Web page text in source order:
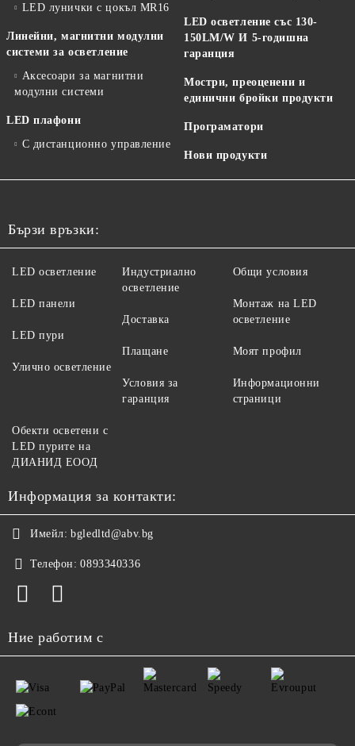
LED лунички с цокъл MR16
Линейни, магнитни модулни
системи за осветление
Аксесоари за магнитни
модулни системи
LED плафони
С дистанционно управление
LED осветление със 130-
150LM/W И 5-годишна
гаранция
Мостри, преоценени и
единични бройки продукти
Програматори
Нови продукти
Бързи връзки:
LED осветление
LED панели
LED пури
Улично осветление
Индустриално
осветление
Доставка
Плащане
Условия за
гаранция
Общи условия
Монтаж на LED
осветление
Моят профил
Информационни
страници
Обекти осветени с
LED пурите на
ДИАНИД ЕООД
Информация за контакти:
Имейл: bgledltd@abv.bg
Телефон: 0893340336
Ние работим с